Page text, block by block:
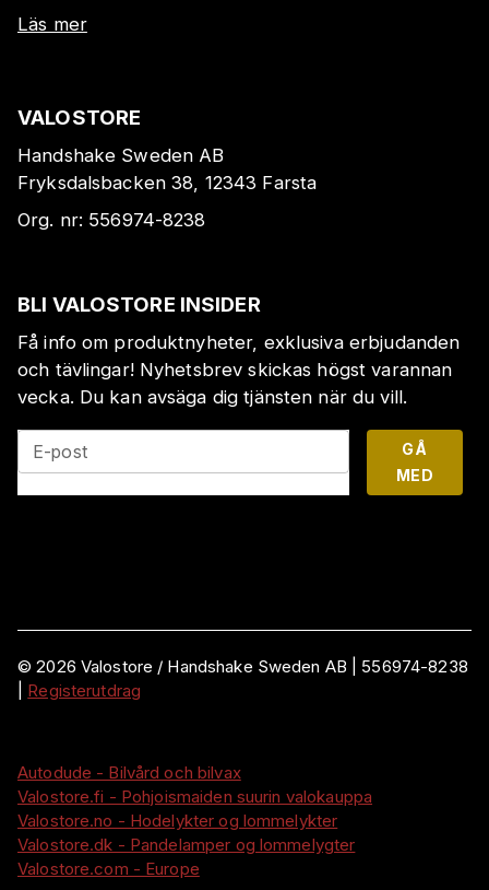
Läs mer
VALOSTORE
Handshake Sweden AB
Fryksdalsbacken 38, 12343 Farsta
Org. nr: 556974-8238
BLI VALOSTORE INSIDER
Få info om produktnyheter, exklusiva erbjudanden
och tävlingar! Nyhetsbrev skickas högst varannan
vecka. Du kan avsäga dig tjänsten när du vill.
E-post
GÅ
MED
©2026 Valostore / Handshake Sweden AB
556974-8238
Registerutdrag
Autodude - Bilvård och bilvax
Valostore.fi - Pohjoismaiden suurin valokauppa
Valostore.no - Hodelykter og lommelykter
Valostore.dk - Pandelamper og lommelygter
Valostore.com - Europe